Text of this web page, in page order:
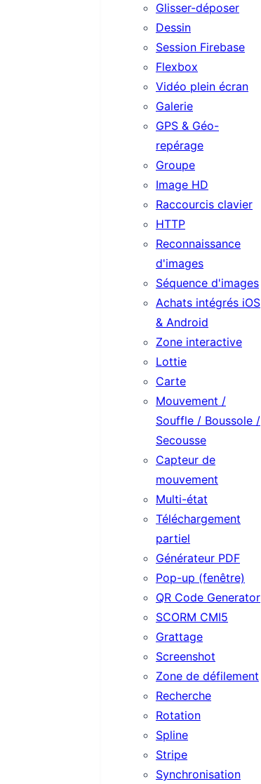
Glisser-déposer
Dessin
Session Firebase
Flexbox
Vidéo plein écran
Galerie
GPS & Géo-
repérage
Groupe
Image HD
Raccourcis clavier
HTTP
Reconnaissance
d'images
Séquence d'images
Achats intégrés iOS
& Android
Zone interactive
Lottie
Carte
Mouvement /
Souffle / Boussole /
Secousse
Capteur de
mouvement
Multi-état
Téléchargement
partiel
Générateur PDF
Pop-up (fenêtre)
QR Code Generator
SCORM CMI5
Grattage
Screenshot
Zone de défilement
Recherche
Rotation
Spline
Stripe
Synchronisation